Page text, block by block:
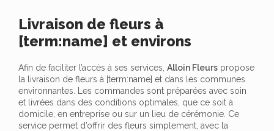
Livraison de fleurs à
[term:name] et environs
Afin de faciliter l’accès à ses services, Alloin Fleurs propose
la livraison de fleurs à [term:name] et dans les communes
environnantes. Les commandes sont préparées avec soin
et livrées dans des conditions optimales, que ce soit à
domicile, en entreprise ou sur un lieu de cérémonie. Ce
service permet d’offrir des fleurs simplement, avec la